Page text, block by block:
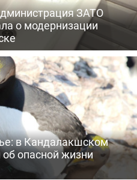
ЗАТО
о модернизации
в Кандалакшском
опасной жизни